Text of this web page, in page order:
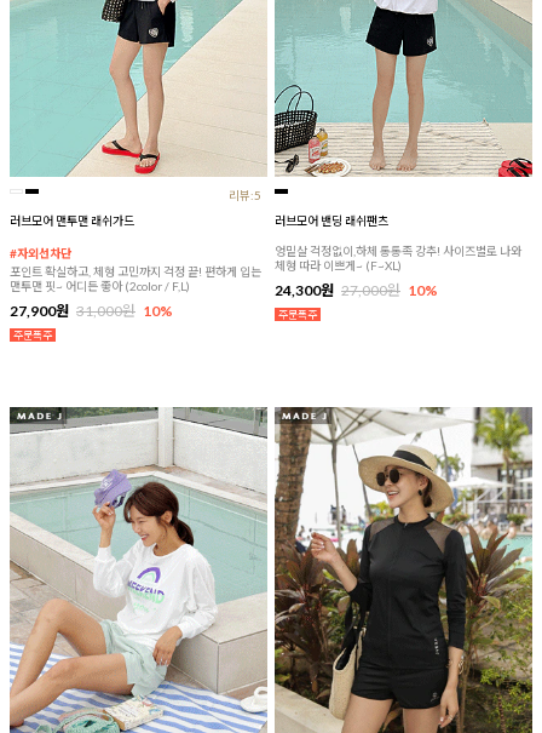
리뷰:5
러브모어 맨투맨 래쉬가드
#자외선차단
포인트 확실하고, 체형 고민까지 걱정 끝! 편하게 입는
맨투맨 핏~ 어디든 좋아 (2color / F,L)
27,900원 31,000원 10%
러브모어 밴딩 래쉬팬츠
엉밑살 걱정없이,하체 통통족 강추! 사이즈별로 나와
체형 따라 이쁘게~ (F~XL)
24,300원 27,000원 10%